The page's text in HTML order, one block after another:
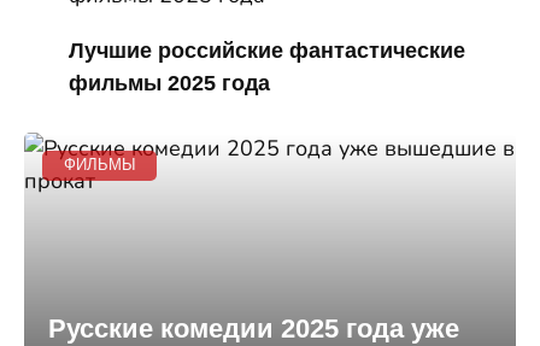
Лучшие российские фантастические
фильмы 2025 года
ФИЛЬМЫ
Русские комедии 2025 года уже